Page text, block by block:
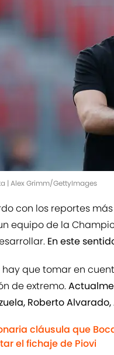
| Alex Grimm/GettyImages
con los reportes
equipo de la
En este
que tomar en
de extremo.
Roberto
cláusula que
el fichaje de Piovi